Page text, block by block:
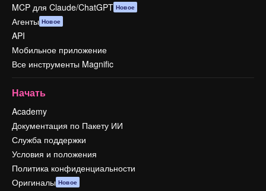
MCP для Claude/ChatGPT Новое
Агенты Новое
API
Мобильное приложение
Все инструменты Magnific
Начать
Academy
Документация по Пакету ИИ
Служба поддержки
Условия и положения
Политика конфиденциальности
Оригиналы Новое